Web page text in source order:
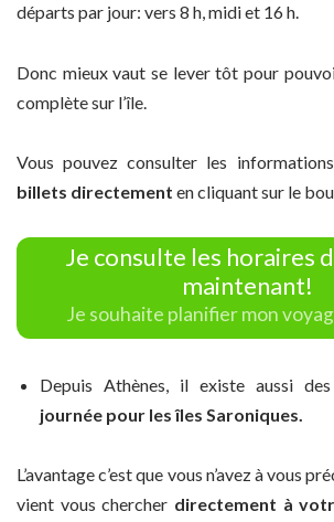
départs par jour: vers 8 h, midi et 16 h.
Donc mieux vaut se lever tôt pour
complète sur l’île.
Vous pouvez consulter les
billets directement en cliquant sur le
Je consulte les horaires
maintenant!
Je souhaite planifier mon
Depuis Athènes, il existe aussi des
journée pour les îles Saroniques.
L’avantage c’est que vous n’avez à vous
vient vous chercher directement à